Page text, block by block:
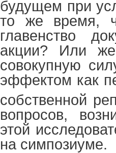
будущем при
то же время,
главенство
акции? Или же
совокупную
эффектом как
собственной
вопросов,
этой
на симпозиуме.